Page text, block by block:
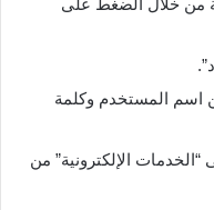
من خلال الضغط على
اسم المستخدم وكلمة
الإلكترونية” من